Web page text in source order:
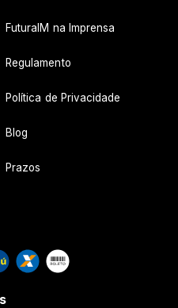
FuturaIM na Imprensa
Regulamento
Política de Privacidade
Blog
Prazos